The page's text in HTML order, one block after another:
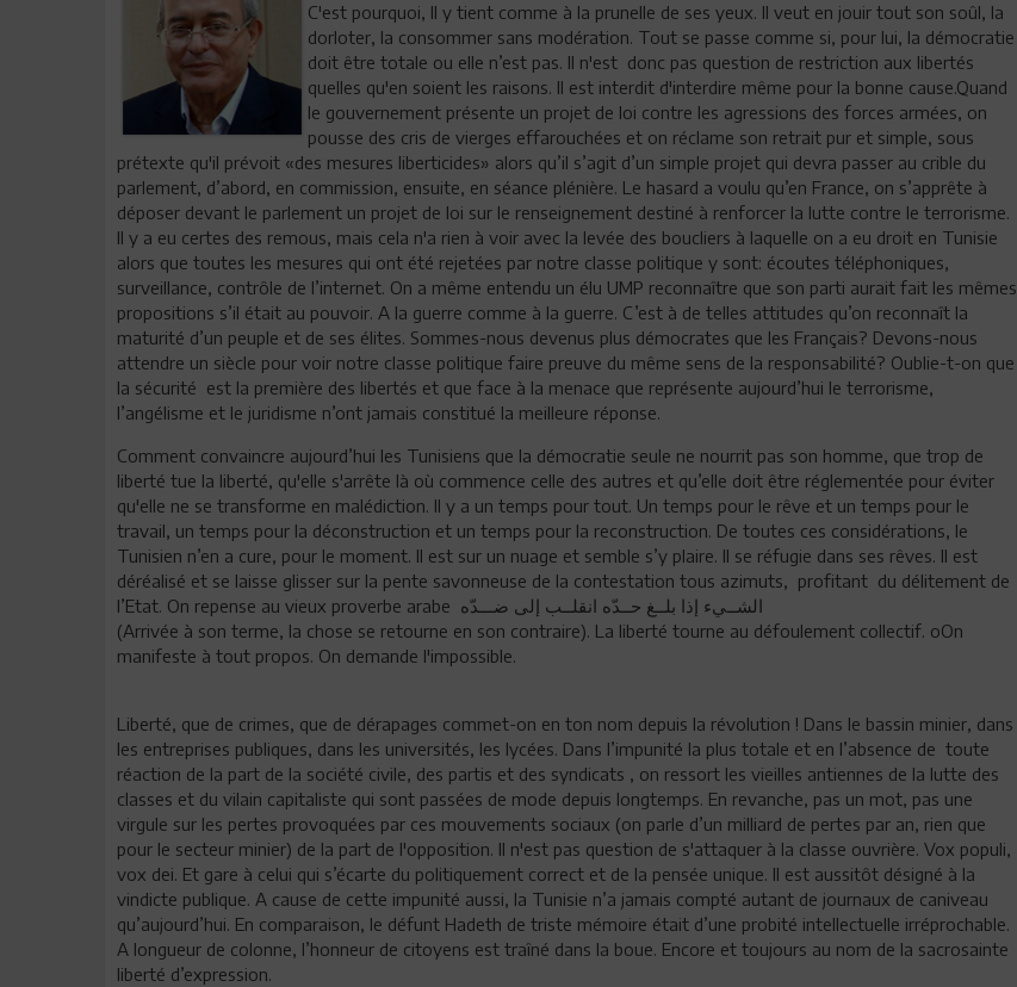
C'est pourquoi, ll y tient comme à la prunelle de ses yeux. Il veut en jouir tout son soûl, la
dorloter, la consommer sans modération. Tout se passe comme si, pour lui, la démocratie
doit être totale ou elle n’est pas. Il n'est donc pas question de restriction aux libertés
quelles qu'en soient les raisons. Il est interdit d'interdire même pour la bonne cause.Quand
le gouvernement présente un projet de loi contre les agressions des forces armées, on
pousse des cris de vierges effarouchées et on réclame son retrait pur et simple, sous
prétexte qu'il prévoit «des mesures liberticides» alors qu’il s’agit d’un simple projet qui devra passer au crible du
parlement, d’abord, en commission, ensuite, en séance plénière. Le hasard a voulu qu’en France, on s’apprête à
déposer devant le parlement un projet de loi sur le renseignement destiné à renforcer la lutte contre le terrorisme.
Il y a eu certes des remous, mais cela n'a rien à voir avec la levée des boucliers à laquelle on a eu droit en Tunisie
alors que toutes les mesures qui ont été rejetées par notre classe politique y sont: écoutes téléphoniques,
surveillance, contrôle de l’internet. On a même entendu un élu UMP reconnaître que son parti aurait fait les mêmes
propositions s’il était au pouvoir. A la guerre comme à la guerre. C’est à de telles attitudes qu’on reconnaît la
maturité d’un peuple et de ses élites. Sommes-nous devenus plus démocrates que les Français? Devons-nous
attendre un siècle pour voir notre classe politique faire preuve du même sens de la responsabilité? Oublie-t-on que
la sécurité est la première des libertés et que face à la menace que représente aujourd’hui le terrorisme,
l’angélisme et le juridisme n’ont jamais constitué la meilleure réponse.
Comment convaincre aujourd’hui les Tunisiens que la démocratie seule ne nourrit pas son homme, que trop de
liberté tue la liberté, qu'elle s'arrête là où commence celle des autres et qu’elle doit être réglementée pour éviter
qu'elle ne se transforme en malédiction. Il y a un temps pour tout. Un temps pour le rêve et un temps pour le
travail, un temps pour la déconstruction et un temps pour la reconstruction. De toutes ces considérations, le
Tunisien n’en a cure, pour le moment. Il est sur un nuage et semble s’y plaire. Il se réfugie dans ses rêves. Il est
déréalisé et se laisse glisser sur la pente savonneuse de la contestation tous azimuts, profitant du délitement de
l’Etat. On repense au vieux proverbe arabe الشــيء إذا بلــغ حــدّه انقلــب إلى ضـــدّه
(Arrivée à son terme, la chose se retourne en son contraire). La liberté tourne au défoulement collectif. oOn
manifeste à tout propos. On demande l'impossible.
Liberté, que de crimes, que de dérapages commet-on en ton nom depuis la révolution ! Dans le bassin minier, dans
les entreprises publiques, dans les universités, les lycées. Dans l’impunité la plus totale et en l’absence de toute
réaction de la part de la société civile, des partis et des syndicats , on ressort les vieilles antiennes de la lutte des
classes et du vilain capitaliste qui sont passées de mode depuis longtemps. En revanche, pas un mot, pas une
virgule sur les pertes provoquées par ces mouvements sociaux (on parle d’un milliard de pertes par an, rien que
pour le secteur minier) de la part de l'opposition. Il n'est pas question de s'attaquer à la classe ouvrière. Vox populi,
vox dei. Et gare à celui qui s’écarte du politiquement correct et de la pensée unique. Il est aussitôt désigné à la
vindicte publique. A cause de cette impunité aussi, la Tunisie n’a jamais compté autant de journaux de caniveau
qu’aujourd’hui. En comparaison, le défunt Hadeth de triste mémoire était d’une probité intellectuelle irréprochable.
A longueur de colonne, l’honneur de citoyens est traîné dans la boue. Encore et toujours au nom de la sacrosainte
liberté d’expression.